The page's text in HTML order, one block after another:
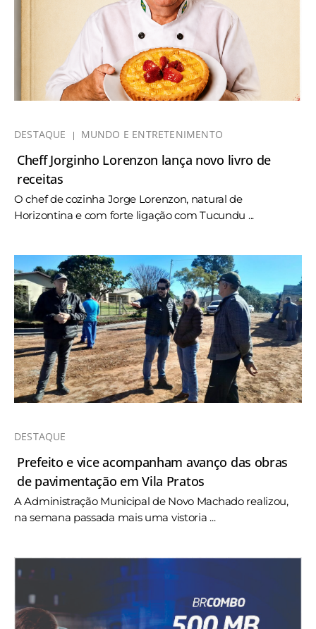
DESTAQUE MUNDO E ENTRETENIMENTO
Cheff Jorginho Lorenzon lança novo livro de
receitas
O chef de cozinha Jorge Lorenzon, natural de
Horizontina e com forte ligação com Tucundu ...
DESTAQUE
Prefeito e vice acompanham avanço das obras
de pavimentação em Vila Pratos
A Administração Municipal de Novo Machado realizou,
na semana passada mais uma vistoria ...